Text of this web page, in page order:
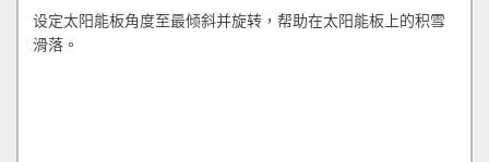
设定太阳能板角度至最倾斜并旋转，帮助在太阳能板上的积雪
滑落。